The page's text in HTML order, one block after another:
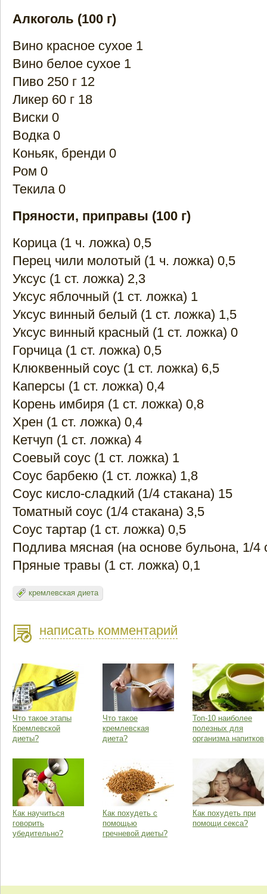
Алкоголь (100 г)
Вино красное сухое 1
Вино белое сухое 1
Пиво 250 г 12
Ликер 60 г 18
Виски 0
Водка 0
Коньяк, бренди 0
Ром 0
Текила 0
Пряности, приправы (100 г)
Корица (1 ч. ложка) 0,5
Перец чили молотый (1 ч. ложка) 0,5
Уксус (1 ст. ложка) 2,3
Уксус яблочный (1 ст. ложка) 1
Уксус винный белый (1 ст. ложка) 1,5
Уксус винный красный (1 ст. ложка) 0
Горчица (1 ст. ложка) 0,5
Клюквенный соус (1 ст. ложка) 6,5
Каперсы (1 ст. ложка) 0,4
Корень имбиря (1 ст. ложка) 0,8
Хрен (1 ст. ложка) 0,4
Кетчуп (1 ст. ложка) 4
Соевый соус (1 ст. ложка) 1
Соус барбекю (1 ст. ложка) 1,8
Соус кисло-сладкий (1/4 стакана) 15
Томатный соус (1/4 стакана) 3,5
Соус тартар (1 ст. ложка) 0,5
Подлива мясная (на основе бульона, 1/4
Пряные травы (1 ст. ложка) 0,1
кремлевская диета
написать комментарий
Что такое этапы
Кремлевской
диеты?
Что такое
кремлевская
диета?
Топ-10 наиболее
полезных для
организма напитков
Как научиться
говорить
убедительно?
Как похудеть с
помощью
гречневой диеты?
Как похудеть при
помощи секса?